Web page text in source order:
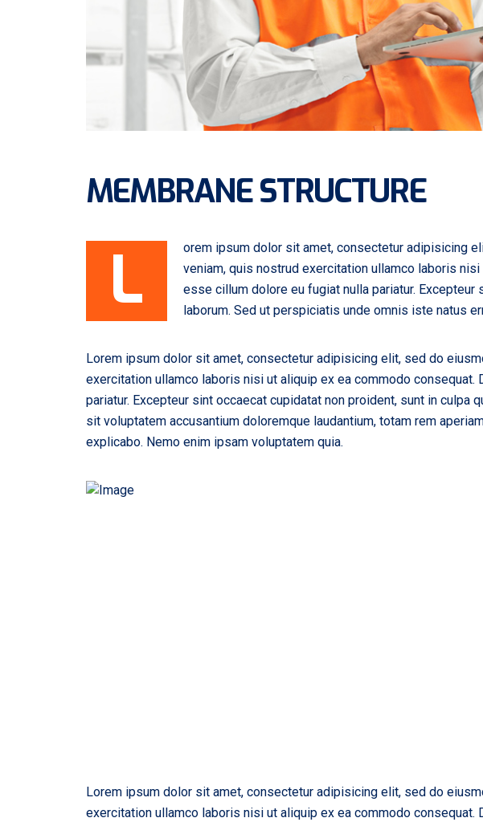
MEMBRANE STRUCTURE
L
orem ipsum dolor sit amet, consectetur adipisicing
veniam, quis nostrud exercitation ullamco laboris
esse cillum dolore eu fugiat nulla pariatur.
laborum. Sed ut perspiciatis unde omnis iste natus
Lorem ipsum dolor sit amet, consectetur adipisicing elit, sed do
exercitation ullamco laboris nisi ut aliquip ex ea commodo
pariatur. Excepteur sint occaecat cupidatat non proident, sunt in
sit voluptatem accusantium doloremque laudantium, totam rem
explicabo. Nemo enim ipsam voluptatem quia.
Lorem ipsum dolor sit amet, consectetur adipisicing elit, sed do
exercitation ullamco laboris nisi ut aliquip ex ea commodo